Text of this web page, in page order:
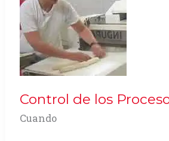
en
Colombia
Control de los
Cuando